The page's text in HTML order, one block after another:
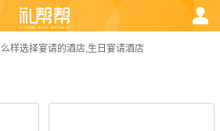
样选择宴请的酒店,生日宴请酒店